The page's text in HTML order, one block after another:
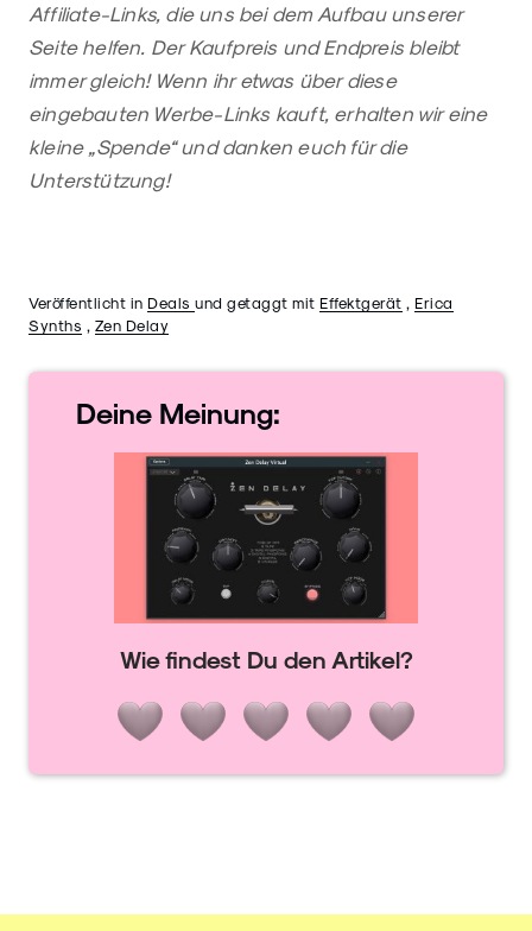
Affiliate-Links, die uns bei dem Aufbau unserer
Seite helfen. Der Kaufpreis und Endpreis bleibt
immer gleich! Wenn ihr etwas über diese
eingebauten Werbe-Links kauft, erhalten wir eine
kleine „Spende“ und danken euch für die
Unterstützung!
Veröffentlicht in Deals und getaggt mit Effektgerät , Erica
Synths , Zen Delay
Deine Meinung:
Wie findest Du den Artikel?